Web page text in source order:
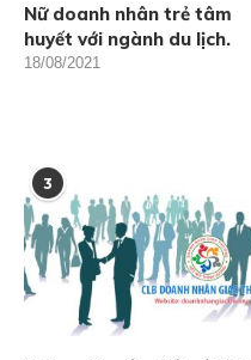
Nữ doanh nhân trẻ tâm
huyết với ngành du lịch.
18/08/2021
3